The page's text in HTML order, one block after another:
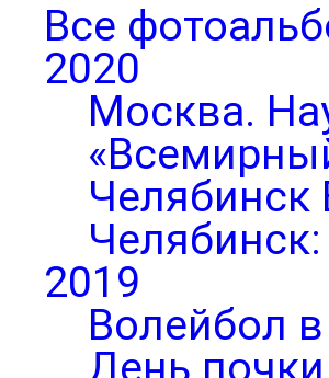
Все
2020
Москва.
Челябинск
2019
Волейбол